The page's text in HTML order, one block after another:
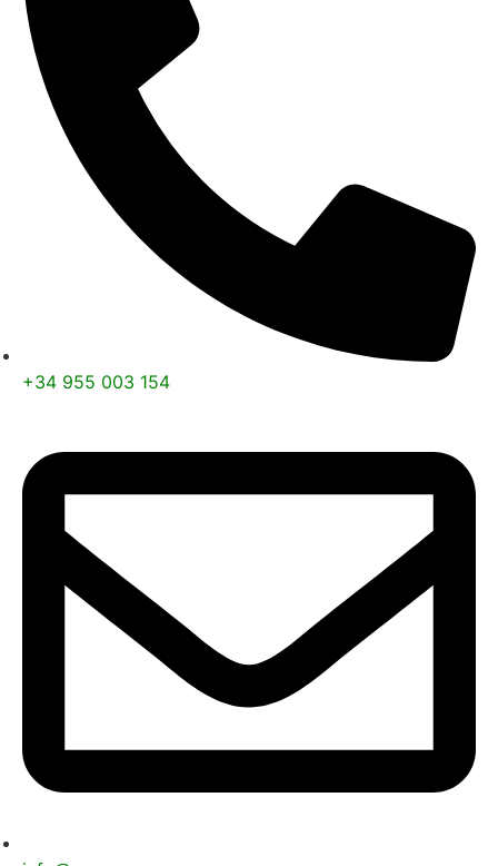
+34 955 003 154